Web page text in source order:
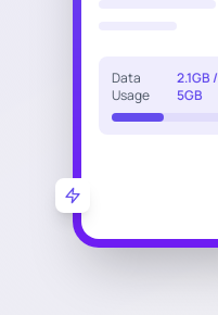
Data
Usage
2.1GB /
5GB